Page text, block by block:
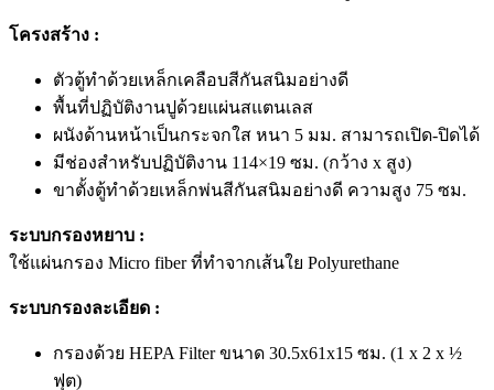
โครงสร้าง :
ตัวตู้ทำด้วยเหล็กเคลือบสีกันสนิมอย่างดี
พื้นที่ปฏิบัติงานปูด้วยแผ่นสแตนเลส
ผนังด้านหน้าเป็นกระจกใส หนา 5 มม. สามารถเปิด-ปิดได้
มีช่องสำหรับปฏิบัติงาน 114×19 ซม. (กว้าง x สูง)
ขาตั้งตู้ทำด้วยเหล็กพ่นสีกันสนิมอย่างดี ความสูง 75 ซม.
ระบบกรองหยาบ :
ใช้แผ่นกรอง Micro fiber ที่ทำจากเส้นใย Polyurethane
ระบบกรองละเอียด :
กรองด้วย HEPA Filter ขนาด 30.5x61x15 ซม. (1 x 2 x ½
ฟุต)